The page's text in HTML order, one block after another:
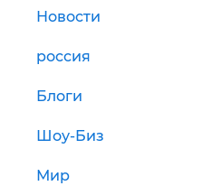
Новости
россия
Блоги
Шоу-Биз
Мир